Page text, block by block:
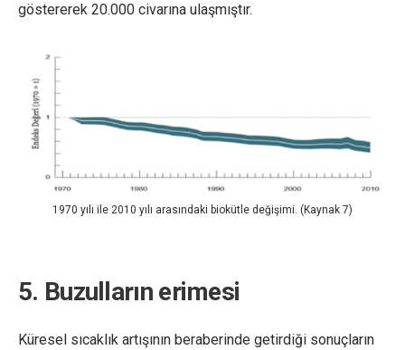
göstererek 20.000 civarına ulaşmıştır.
1970 yılı ile 2010 yılı arasındaki biokütle değişimi. (Kaynak 7)
5. Buzulların erimesi
Küresel sıcaklık artışının beraberinde getirdiği sonuçların